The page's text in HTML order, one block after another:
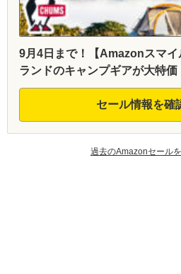
9月4日まで！【Amazonスマ
ランドのキャンプギアが大特価
セール情報を確
過去のAmazonセール